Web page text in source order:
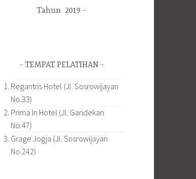
Tahun 2019
TEMPAT PELATIHAN
Regantris Hotel (Jl. Sosrowijayan
No.33)
Prima In Hotel (Jl. Gandekan
No.47)
Grage Jogja (Jl. Sosrowijayan
No.242)